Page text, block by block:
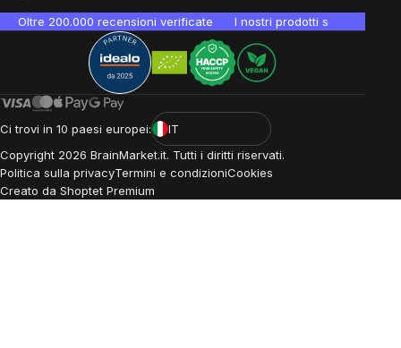
Oltre 200.000 recensioni verificate I nostri prodotti sono testati
Ci trovi in 10 paesi europei:
IT
Copyright 2026 BrainMarket.it. Tutti i diritti riservati.
Politica sulla privacyTermini e condizioniCookies
Creato da Shoptet Premium